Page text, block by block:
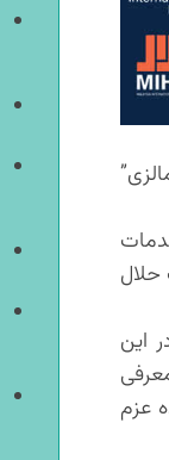
مالزی”
خدمات
حلال
این
عزم